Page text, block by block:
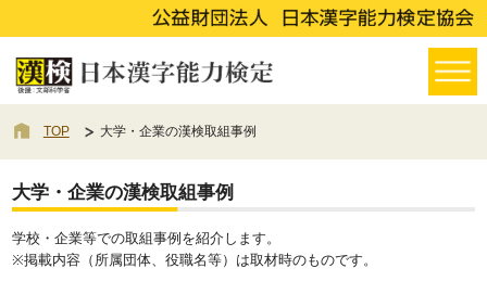
TOP 大学・企業の漢検取組事例
大学・企業の漢検取組事例
学校・企業等での取組事例を紹介します。
※掲載内容（所属団体、役職名等）は取材時のものです。